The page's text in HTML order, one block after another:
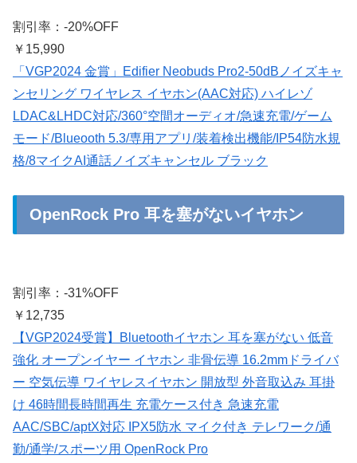
割引率：-20%OFF
￥15,990
「VGP2024 金賞」Edifier Neobuds Pro2-50dBノイズキャ
ンセリング ワイヤレス イヤホン(AAC対応) ハイレゾ
LDAC&LHDC対応/360°空間オーディオ/急速充電/ゲーム
モード/Blueooth 5.3/専用アプリ/装着検出機能/IP54防水規
格/8マイクAI通話ノイズキャンセル ブラック
OpenRock Pro 耳を塞がないイヤホン
割引率：-31%OFF
￥12,735
【VGP2024受賞】Bluetoothイヤホン 耳を塞がない 低音
強化 オープンイヤー イヤホン 非骨伝導 16.2mmドライバ
ー 空気伝導 ワイヤレスイヤホン 開放型 外音取込み 耳掛
け 46時間長時間再生 充電ケース付き 急速充電
AAC/SBC/aptX対応 IPX5防水 マイク付き テレワーク/通
勤/通学/スポーツ用 OpenRock Pro